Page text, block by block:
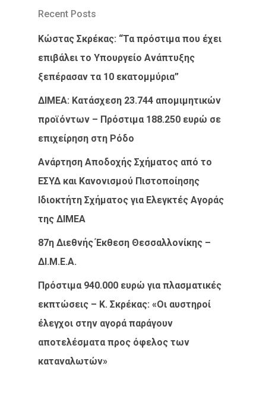
Recent Posts
Κώστας Σκρέκας: “Τα πρόστιμα που έχει
επιβάλει το Υπουργείο Ανάπτυξης
ξεπέρασαν τα 10 εκατομμύρια”
ΔΙΜΕΑ: Κατάσχεση 23.744 απομιμητικών
προϊόντων – Πρόστιμα 188.250 ευρώ σε
επιχείρηση στη Ρόδο
Ανάρτηση Αποδοχής Σχήματος από το
ΕΣΥΔ και Κανονισμού Πιστοποίησης
Ιδιοκτήτη Σχήματος για Ελεγκτές Αγοράς
της ΔΙΜΕΑ
87η Διεθνής Έκθεση Θεσσαλλονίκης –
ΔΙ.Μ.Ε.Α.
Πρόστιμα 940.000 ευρώ για πλασματικές
εκπτώσεις – Κ. Σκρέκας: «Οι αυστηροί
έλεγχοι στην αγορά παράγουν
αποτελέσματα προς όφελος των
καταναλωτών»